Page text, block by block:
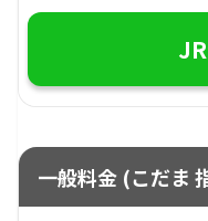
一般料金 (こだま